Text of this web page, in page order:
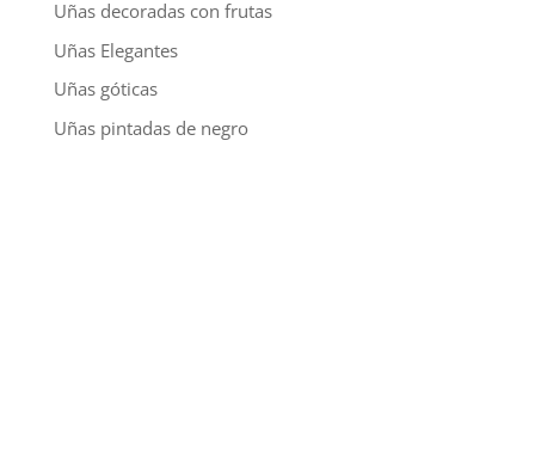
Uñas decoradas con frutas
Uñas Elegantes
Uñas góticas
Uñas pintadas de negro